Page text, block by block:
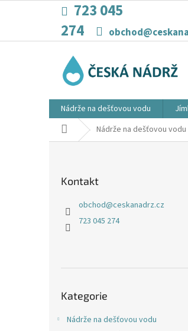
723 045
274
Nádrže na dešťovou vodu
Domů Nádrže na dešťovou vodu
Kontakt
obchod@ceskanadrz.cz
723 045 274
kategorie
Kategorie
Nádrže na dešťovou vodu